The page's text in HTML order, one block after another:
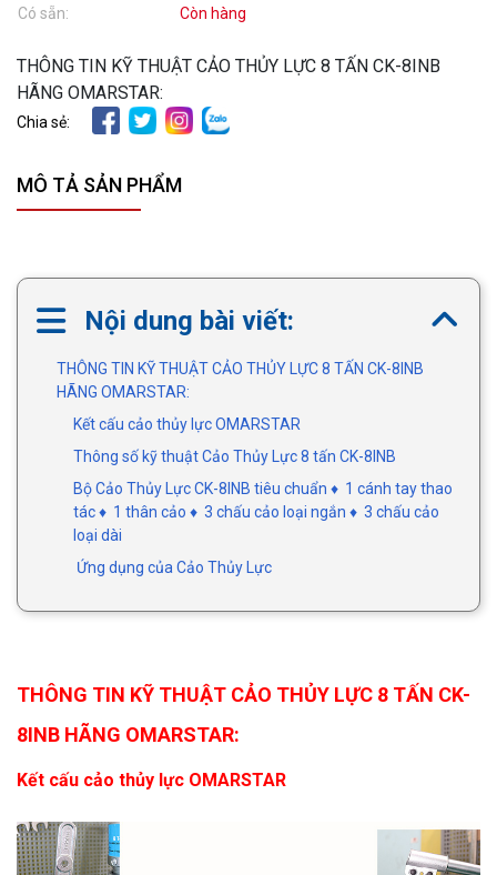
Có sẵn:
Còn hàng
THÔNG TIN KỸ THUẬT CẢO THỦY LỰC 8 TẤN CK-8INB
HÃNG OMARSTAR:
Chia sẻ:
MÔ TẢ SẢN PHẨM
Nội dung bài viết:
THÔNG TIN KỸ THUẬT CẢO THỦY LỰC 8 TẤN CK-8INB
HÃNG OMARSTAR:
Kết cấu cảo thủy lực OMARSTAR
Thông số kỹ thuật Cảo Thủy Lực 8 tấn CK-8INB
Bộ Cảo Thủy Lực CK-8INB tiêu chuẩn ♦ 1 cánh tay thao
tác ♦ 1 thân cảo ♦ 3 chấu cảo loại ngắn ♦ 3 chấu cảo
loại dài
Ứng dụng của Cảo Thủy Lực
THÔNG TIN KỸ THUẬT CẢO THỦY LỰC 8 TẤN CK-
8INB HÃNG OMARSTAR:
Kết cấu cảo thủy lực OMARSTAR